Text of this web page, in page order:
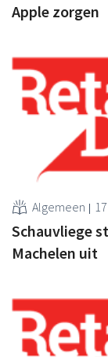
Apple zorgen
Algemeen
Schauvliege
Machelen uit